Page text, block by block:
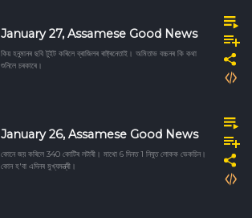
January 27, Assamese Good News
কিয় হনুমানৰ ছবি টুইট কৰিলে ব্ৰাজিলৰ ৰাষ্ট্ৰনেতাই। অমিতাভ বচ্চনৰ কি কথা
শুনিলে চৰকাৰে।
January 26, Assamese Good News
কোনে জয় কৰিলে 340 কোটিৰ লটাৰী। মাথো 6 দিনত 1 নিযুত লোকক ভেকচিন।
কোন হ'বা এদিনৰ মুখ্যমন্ত্ৰী।